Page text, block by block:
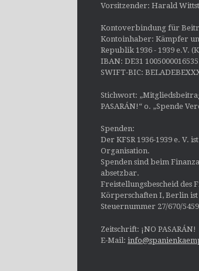
Vorsitzender: Harald
Kontoverbindung für
Kontoinhaber: Kämpfer
Republik 1936 - 1939 e.V.
IBAN: DE31
SWIFT-BIC:
Stichwort:
PASARÁN!“ o. „Spende
Spenden:
Der KFSR 1936-1939 e. V.
Organisation.
Spenden sind beim
absetzbar.
Freistellungsbescheid des
Körperschaften I, Berlin
Steuernummer 27/670/
Zeitschrift: ¡NO PASARÁN!
E-Mail: